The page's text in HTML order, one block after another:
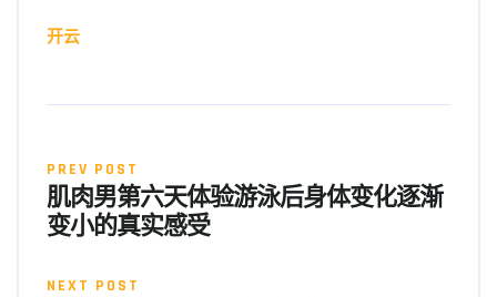
开云
PREV POST
肌肉男第六天体验游泳后身体变化逐渐
变小的真实感受
NEXT POST